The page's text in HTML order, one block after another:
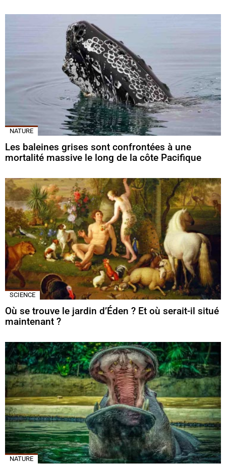
NATURE
Les baleines grises sont confrontées à une
mortalité massive le long de la côte Pacifique
SCIENCE
Où se trouve le jardin d’Éden ? Et où serait-il situé
maintenant ?
NATURE